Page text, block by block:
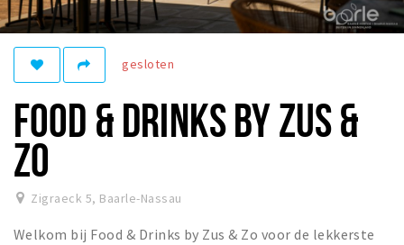
Deals
Eten
Slapen
Recreatief
Winkels
Winkelgebieden
gesloten
FOOD & DRINKS BY ZUS &
ZO
Zigraeck 5, Baarle-Nassau
Welkom bij Food & Drinks by Zus & Zo voor de lekkerste